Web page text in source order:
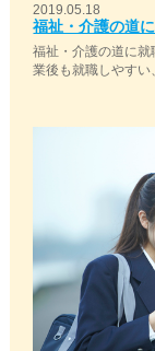
2019.05.18
福祉・介護の道
福祉・介護の道に
業後も就職しやすい